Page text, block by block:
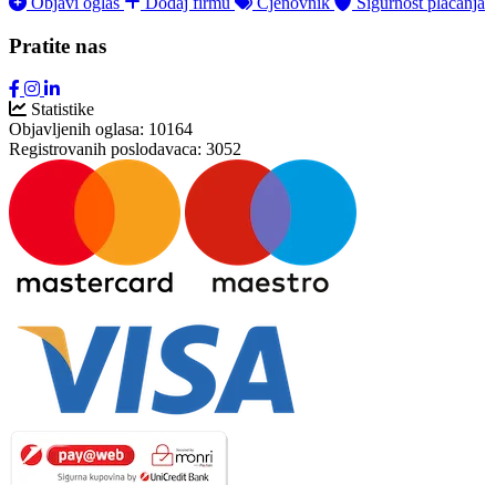
Pratite nas
Statistike
Objavljenih oglasa: 10164
Registrovanih poslodavaca: 3052